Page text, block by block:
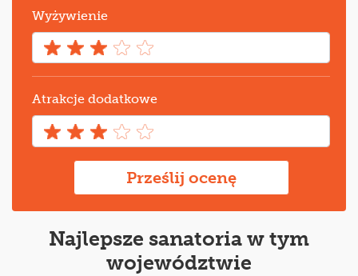
Wyżywienie
Atrakcje dodatkowe
Prześlij ocenę
Najlepsze sanatoria w tym
województwie